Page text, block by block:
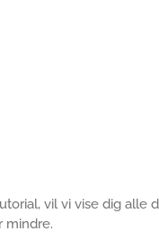
vil vi vise dig alle
mindre.